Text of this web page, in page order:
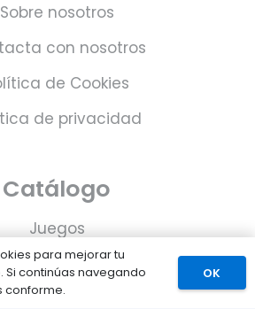
Sobre nosotros
con nosotros
de Cookies
de privacidad
Catálogo
Juegos
Consolas
para tu PS5
para mejorar tu
continúas navegando
conforme.
OK